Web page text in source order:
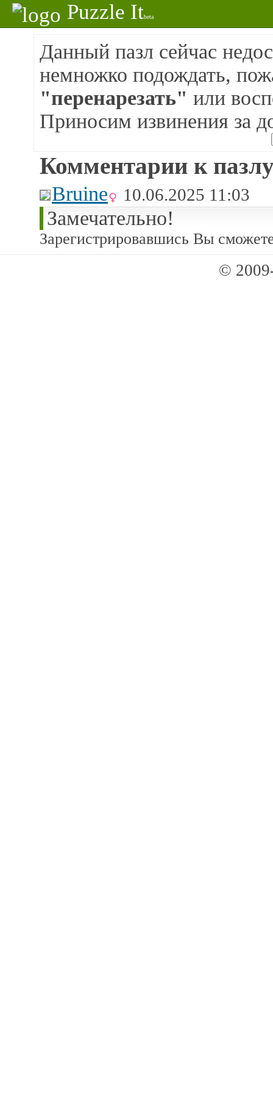
Puzzle Itbeta
Данный пазл сейчас
немножко подождать,
"перенарезать" или
Приносим извинения за
Комментарии к
Bruine 10.06.2025 11:03
Замечательно!
Зарегистрировавшись Вы
©